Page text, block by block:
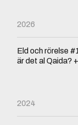
2026
Eld och rörelse
är det al Qaida?
2024